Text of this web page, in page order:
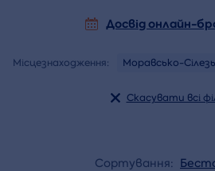
Досвід онлайн-
Місцезнаходження: Моравсько-
Скасувати всі
Сортування: